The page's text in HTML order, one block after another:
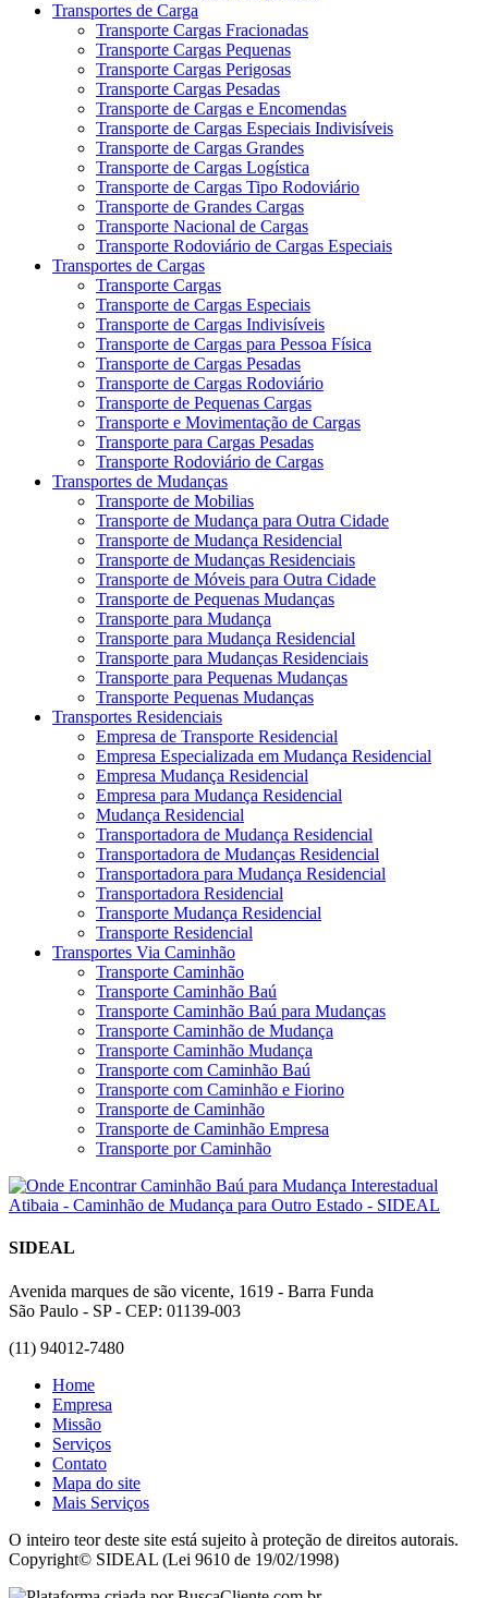
Transportes de Carga
Transporte Cargas Fracionadas
Transporte Cargas Pequenas
Transporte Cargas Perigosas
Transporte Cargas Pesadas
Transporte de Cargas e Encomendas
Transporte de Cargas Especiais Indivisíveis
Transporte de Cargas Grandes
Transporte de Cargas Logística
Transporte de Cargas Tipo Rodoviário
Transporte de Grandes Cargas
Transporte Nacional de Cargas
Transporte Rodoviário de Cargas Especiais
Transportes de Cargas
Transporte Cargas
Transporte de Cargas Especiais
Transporte de Cargas Indivisíveis
Transporte de Cargas para Pessoa Física
Transporte de Cargas Pesadas
Transporte de Cargas Rodoviário
Transporte de Pequenas Cargas
Transporte e Movimentação de Cargas
Transporte para Cargas Pesadas
Transporte Rodoviário de Cargas
Transportes de Mudanças
Transporte de Mobilias
Transporte de Mudança para Outra Cidade
Transporte de Mudança Residencial
Transporte de Mudanças Residenciais
Transporte de Móveis para Outra Cidade
Transporte de Pequenas Mudanças
Transporte para Mudança
Transporte para Mudança Residencial
Transporte para Mudanças Residenciais
Transporte para Pequenas Mudanças
Transporte Pequenas Mudanças
Transportes Residenciais
Empresa de Transporte Residencial
Empresa Especializada em Mudança Residencial
Empresa Mudança Residencial
Empresa para Mudança Residencial
Mudança Residencial
Transportadora de Mudança Residencial
Transportadora de Mudanças Residencial
Transportadora para Mudança Residencial
Transportadora Residencial
Transporte Mudança Residencial
Transporte Residencial
Transportes Via Caminhão
Transporte Caminhão
Transporte Caminhão Baú
Transporte Caminhão Baú para Mudanças
Transporte Caminhão de Mudança
Transporte Caminhão Mudança
Transporte com Caminhão Baú
Transporte com Caminhão e Fiorino
Transporte de Caminhão
Transporte de Caminhão Empresa
Transporte por Caminhão
SIDEAL
Avenida marques de são vicente, 1619 - Barra Funda
São Paulo - SP - CEP: 01139-003
(11) 94012-7480
Home
Empresa
Missão
Serviços
Contato
Mapa do site
Mais Serviços
O inteiro teor deste site está sujeito à proteção de direitos autorais.
Copyright© SIDEAL (Lei 9610 de 19/02/1998)